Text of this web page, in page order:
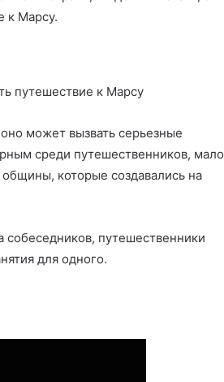
к Марсу.
может вызвать серьезные
среди путешественников, мало
которые создавались на
путешественники
для одного.